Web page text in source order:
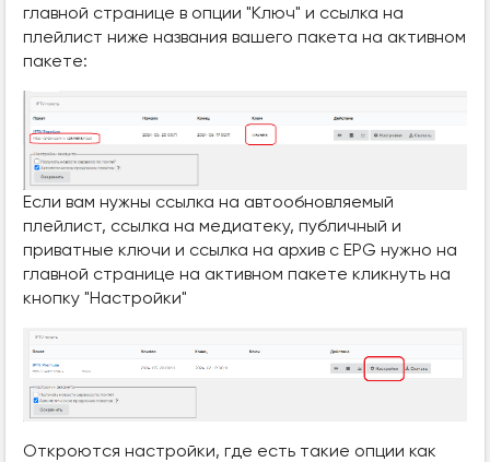
главной странице в опции "Ключ" и ссылка на
плейлист ниже названия вашего пакета на активном
пакете:
Если вам нужны ссылка на автообновляемый
плейлист, ссылка на медиатеку, публичный и
приватные ключи и ссылка на архив с EPG нужно на
главной странице на активном пакете кликнуть на
кнопку "Настройки"
Откроются настройки, где есть такие опции как